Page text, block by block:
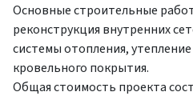
Основные строительные
реконструкция внутренних
системы отопления,
кровельного покрытия.
Общая стоимость проекта